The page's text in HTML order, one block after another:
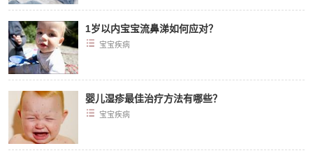
1岁以内宝宝流鼻涕如何应对？
宝宝疾病
婴儿湿疹最佳治疗方法有哪些？
宝宝疾病